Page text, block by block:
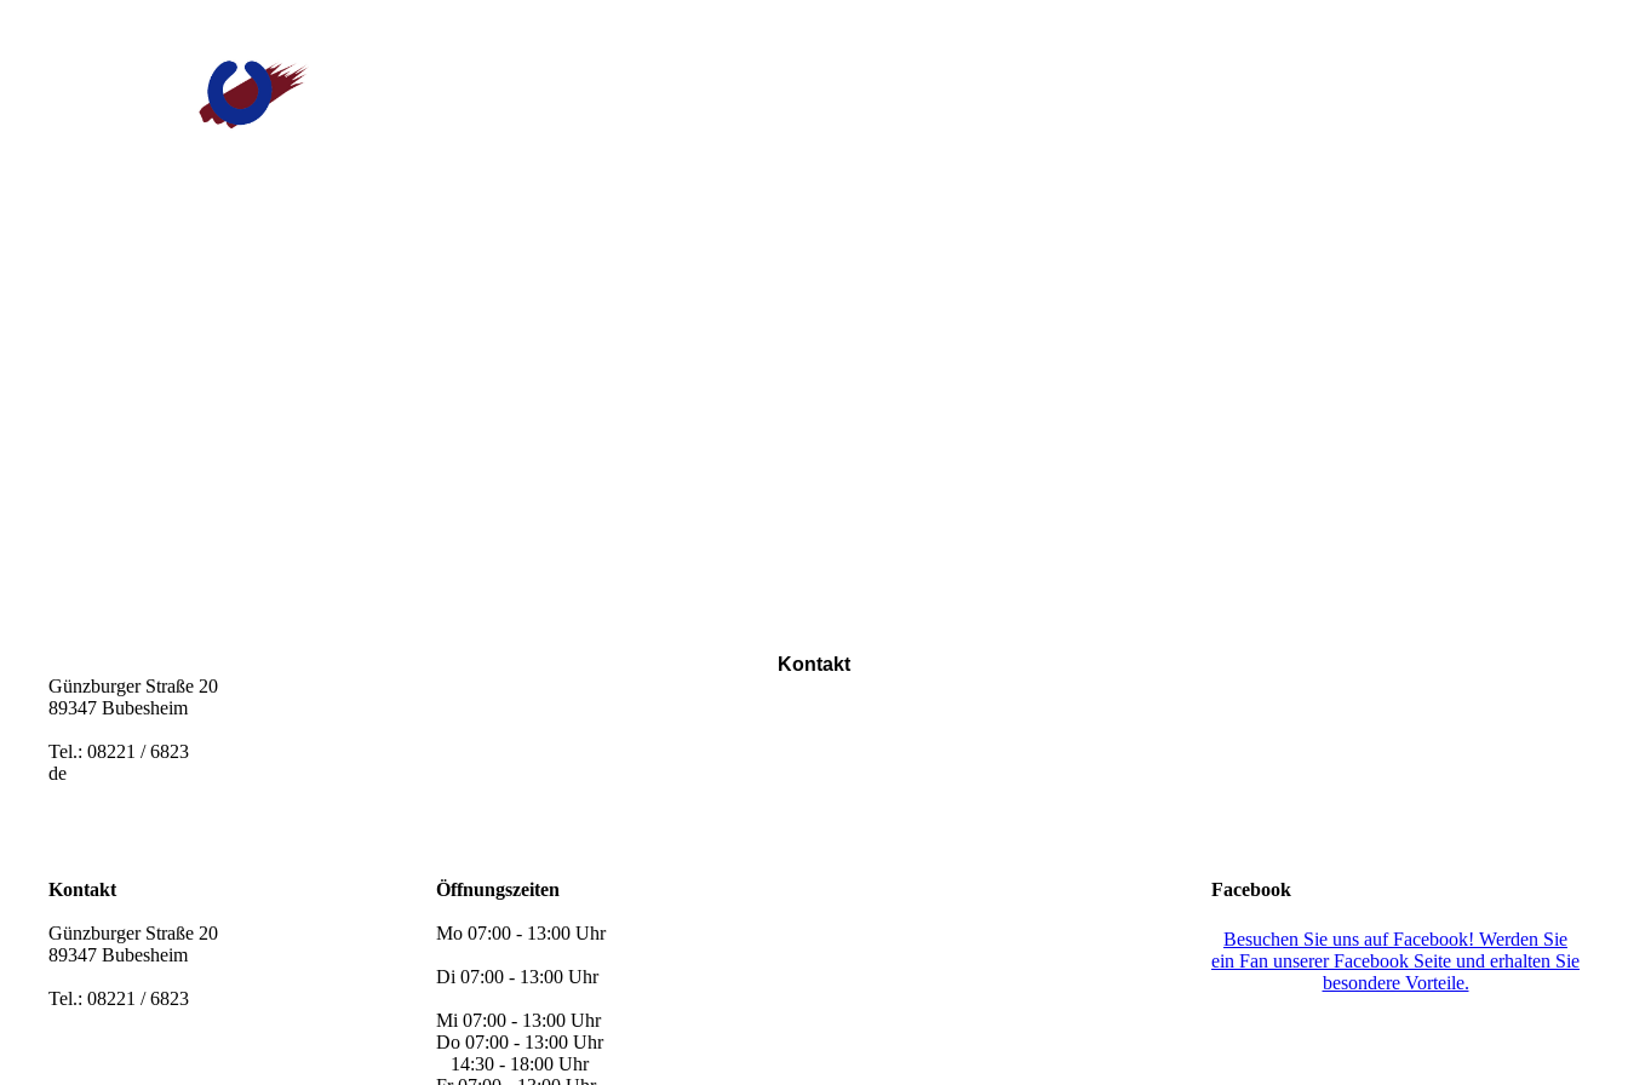
Kontakt
Günzburger Straße 20
89347 Bubesheim
Tel.: 08221 / 6823
de
Kontakt
Günzburger Straße 20
89347 Bubesheim
Tel.: 08221 / 6823
Öffnungszeiten
Mo 07:00 - 13:00 Uhr
Di 07:00 - 13:00 Uhr
Mi 07:00 - 13:00 Uhr
Do 07:00 - 13:00 Uhr
14:30 - 18:00 Uhr
Facebook
Besuchen Sie uns auf Facebook! Werden Sie
ein Fan unserer Facebook Seite und erhalten Sie
besondere Vorteile.